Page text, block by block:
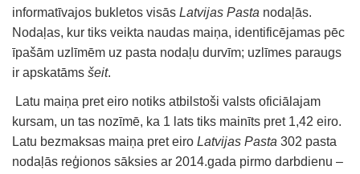
informatīvajos bukletos visās Latvijas Pasta nodaļās.
Nodaļas, kur tiks veikta naudas maiņa, identificējamas pēc
īpašām uzlīmēm uz pasta nodaļu durvīm; uzlīmes paraugs
ir apskatāms šeit.
Latu maiņa pret eiro notiks atbilstoši valsts oficiālajam
kursam, un tas nozīmē, ka 1 lats tiks mainīts pret 1,42 eiro.
Latu bezmaksas maiņa pret eiro Latvijas Pasta 302 pasta
nodaļās reģionos sāksies ar 2014.gada pirmo darbdienu –